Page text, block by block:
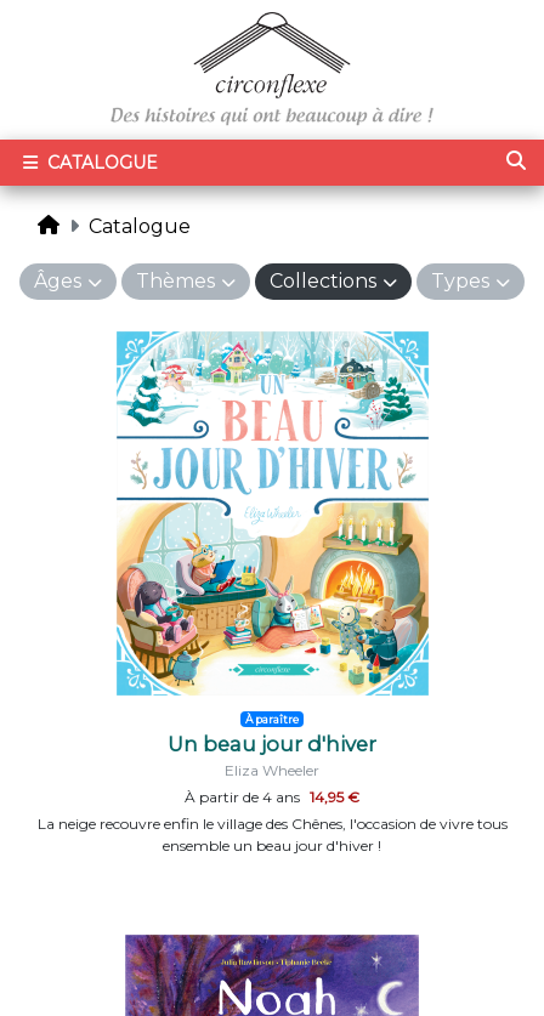
CATALOGUE
Catalogue
Âges Thèmes Collections Types
À paraître
Un beau jour d'hiver
Eliza Wheeler
À partir de 4 ans 14,95 €
La neige recouvre enfin le village des Chênes, l'occasion de vivre tous
ensemble un beau jour d'hiver !